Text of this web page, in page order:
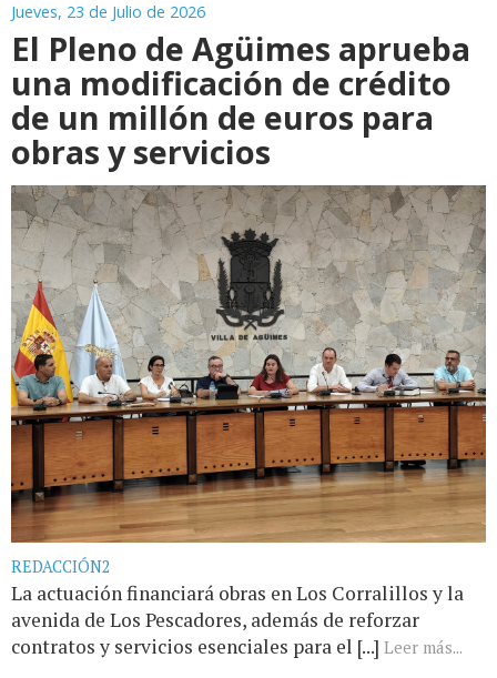
Jueves, 23 de Julio de 2026
El Pleno de Agüimes aprueba
una modificación de crédito
de un millón de euros para
obras y servicios
REDACCIÓN2
La actuación financiará obras en Los Corralillos y la
avenida de Los Pescadores, además de reforzar
contratos y servicios esenciales para el [...] Leer más...